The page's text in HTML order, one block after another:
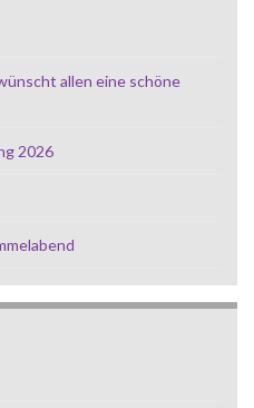
allen eine schöne
2026